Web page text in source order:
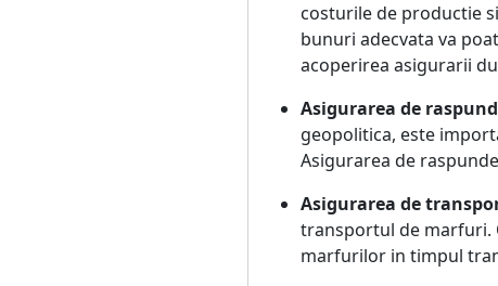
costurile de productie
bunuri adecvata va
acoperirea asigurarii
Asigurarea de
geopolitica, este
Asigurarea de
Asigurarea de
transportul de marfuri.
marfurilor in timpul